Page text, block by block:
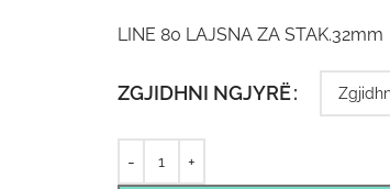
LINE 80 LAJSNA ZA STAK.32mm
ZGJIDHNI NGJYRË